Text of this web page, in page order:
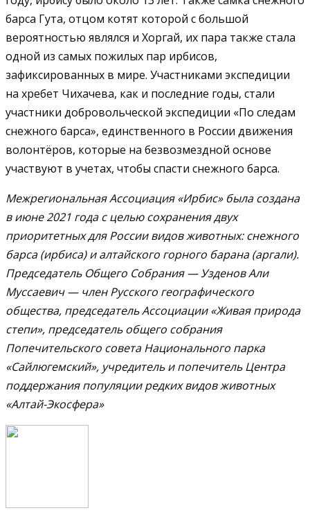
барса Гута, отцом котят которой с большой
вероятностью являлся и Хоргай, их пара также стала
одной из самых пожилых пар ирбисов,
зафиксированных в мире. Участниками экспедиции
на хребет Чихачева, как и последние годы, стали
участники добровольческой экспедиции «По следам
снежного барса», единственного в России движения
волонтёров, которые на безвозмездной основе
участвуют в учетах, чтобы спасти снежного барса.
Межрегиональная Ассоциация «Ирбис» была создана
в июне 2021 года с целью сохранения двух
приоритетных для России видов животных: снежного
барса (ирбиса) и алтайского горного барана (аргали).
Председатель Общего Собрания — Узденов Али
Муссаевич — член Русского географического
общества, председатель Ассоциации «Живая природа
степи», председатель общего собрания
Попечительского совета Национального парка
«Сайлюгемский», учредитель и попечитель Центра
поддержания популяции редких видов животных
«Алтай-Экосфера»